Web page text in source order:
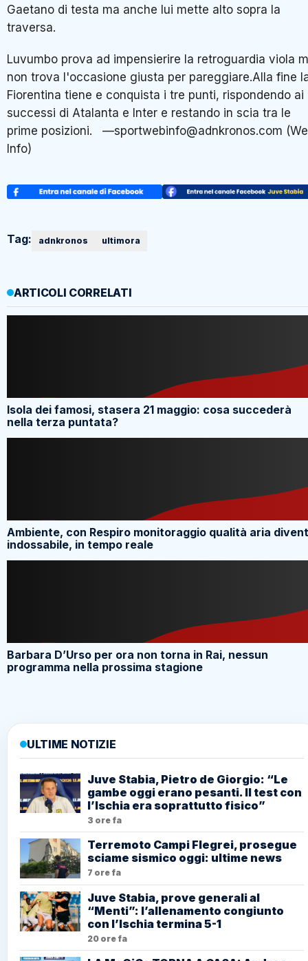
Gaetano di testa ma anche lui mette alto sopra la
traversa.
Luvumbo prova ad impensierire la retroguardia viola
non trova l'occasione giusta per pareggiare.Alla fine
Fiorentina tiene e conquista i tre punti, rispondendo ai
successi di Atalanta e Inter e restando in scia tra le
prime posizioni. —sportwebinfo@adnkronos.com
Info)
Tag: adnkronos ultimora
ARTICOLI CORRELATI
Isola dei famosi, stasera 21 maggio: cosa succederà
nella terza puntata?
Ambiente, con Respiro monitoraggio qualità aria
indossabile, in tempo reale
Barbara D’Urso per ora non torna in Rai, nessun
programma nella prossima stagione
ULTIME NOTIZIE
Juve Stabia, Pietro de Giorgio: “Le
gambe oggi erano pesanti. Il test con
l’Ischia era soprattutto fisico”
3 ore fa
Terremoto Campi Flegrei, prosegue
sciame sismico oggi: ultime news
7 ore fa
Juve Stabia, prove generali al
“Menti”: l’allenamento congiunto
con l’Ischia termina 5-1
20 ore fa